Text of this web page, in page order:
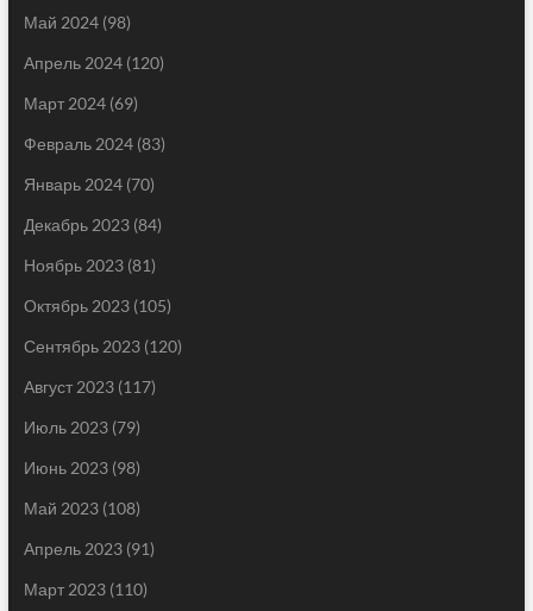
Май 2024(98)
Апрель 2024(120)
Март 2024(69)
Февраль 2024(83)
Январь 2024(70)
Декабрь 2023(84)
Ноябрь 2023(81)
Октябрь 2023(105)
Сентябрь 2023(120)
Август 2023(117)
Июль 2023(79)
Июнь 2023(98)
Май 2023(108)
Апрель 2023(91)
Март 2023(110)